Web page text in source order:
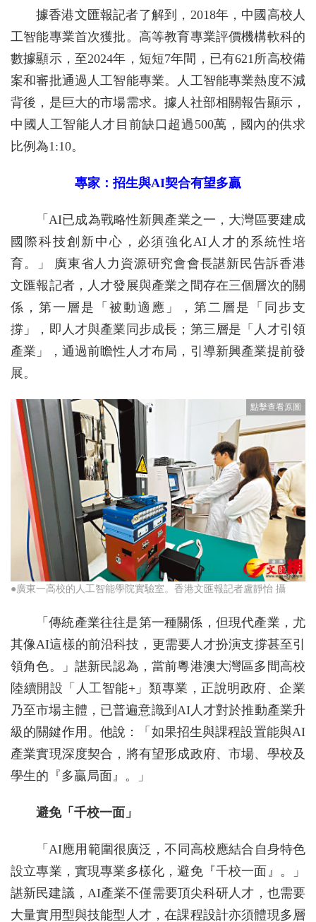
據香港文匯報記者了解到，2018年，中國高校人
工智能專業首次獲批。高等教育專業評價機構軟科的
數據顯示，至2024年，短短7年間，已有621所高校備
案和審批通過人工智能專業。人工智能專業熱度不減
背後，是巨大的市場需求。據人社部相關報告顯示，
中國人工智能人才目前缺口超過500萬，國內的供求
比例為1:10。
專家：招生與AI契合有望多贏
「AI已成為戰略性新興產業之一，大灣區要建成
國際科技創新中心，必須強化AI人才的系統性培
育。」 廣東省人力資源研究會會長諶新民告訴香港
文匯報記者，人才發展與產業之間存在三個層次的關
係，第一層是「被動適應」，第二層是「同步支
撐」，即人才與產業同步成長；第三層是「人才引領
產業」，通過前瞻性人才布局，引導新興產業提前發
展。
●廣東一高校的人工智能學院實驗室。香港文匯報記者盧靜怡 攝
「傳統產業往往是第一種關係，但現代產業，尤
其像AI這樣的前沿科技，更需要人才扮演支撐甚至引
領角色。」諶新民認為，當前粵港澳大灣區多間高校
陸續開設「人工智能+」類專業，正說明政府、企業
乃至市場主體，已普遍意識到AI人才對於推動產業升
級的關鍵作用。他說：「如果招生與課程設置能與AI
產業實現深度契合，將有望形成政府、市場、學校及
學生的『多贏局面』。」
避免「千校一面」
「AI應用範圍很廣泛，不同高校應結合自身特色
設立專業，實現專業多樣化，避免『千校一面』。」
諶新民建議，AI產業不僅需要頂尖科研人才，也需要
大量實用型與技能型人才，在課程設計亦須體現多層